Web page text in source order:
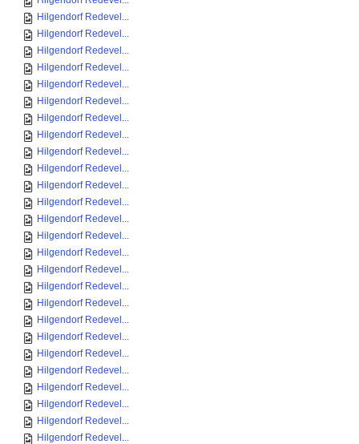
Hilgendorf Redevel...
Hilgendorf Redevel...
Hilgendorf Redevel...
Hilgendorf Redevel...
Hilgendorf Redevel...
Hilgendorf Redevel...
Hilgendorf Redevel...
Hilgendorf Redevel...
Hilgendorf Redevel...
Hilgendorf Redevel...
Hilgendorf Redevel...
Hilgendorf Redevel...
Hilgendorf Redevel...
Hilgendorf Redevel...
Hilgendorf Redevel...
Hilgendorf Redevel...
Hilgendorf Redevel...
Hilgendorf Redevel...
Hilgendorf Redevel...
Hilgendorf Redevel...
Hilgendorf Redevel...
Hilgendorf Redevel...
Hilgendorf Redevel...
Hilgendorf Redevel...
Hilgendorf Redevel...
Hilgendorf Redevel...